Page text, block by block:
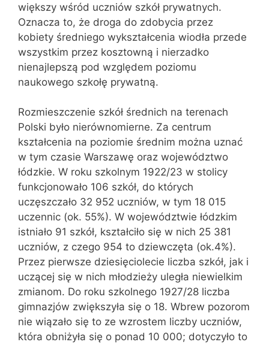
większy wśród uczniów szkół prywatnych.
Oznacza to, że droga do zdobycia przez
kobiety średniego wykształcenia wiodła przede
wszystkim przez kosztowną i nierzadko
nienajlepszą pod względem poziomu
naukowego szkołę prywatną.
Rozmieszczenie szkół średnich na terenach
Polski było nierównomierne. Za centrum
kształcenia na poziomie średnim można uznać
w tym czasie Warszawę oraz województwo
łódzkie. W roku szkolnym 1922/23 w stolicy
funkcjonowało 106 szkół, do których
uczęszczało 32 952 uczniów, w tym 18 015
uczennic (ok. 55%). W województwie łódzkim
istniało 91 szkół, kształciło się w nich 25 381
uczniów, z czego 954 to dziewczęta (ok.4%).
Przez pierwsze dziesięciolecie liczba szkół, jak i
uczącej się w nich młodzieży uległa niewielkim
zmianom. Do roku szkolnego 1927/28 liczba
gimnazjów zwiększyła się o 18. Wbrew pozorom
nie wiązało się to ze wzrostem liczby uczniów,
która obniżyła się o ponad 10 000; dotyczyło to